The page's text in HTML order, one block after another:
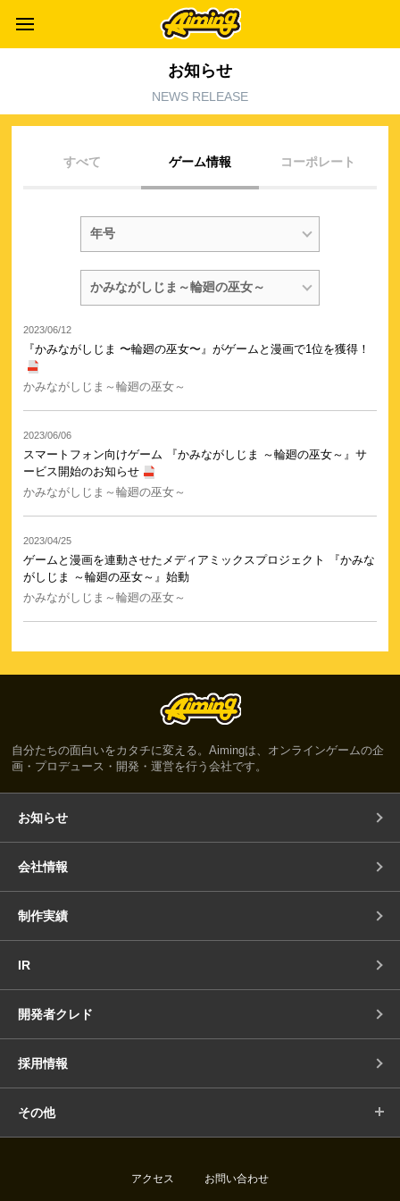
お知らせ
NEWS RELEASE
すべて ゲーム情報 コーポレート
2023/06/12
『かみながしじま 〜輪廻の巫女〜』がゲームと漫画で1位を獲得！
かみながしじま～輪廻の巫女～
2023/06/06
スマートフォン向けゲーム 『かみながしじま ～輪廻の巫女～』サ
ービス開始のお知らせ
かみながしじま～輪廻の巫女～
2023/04/25
ゲームと漫画を連動させたメディアミックスプロジェクト 『かみな
がしじま ～輪廻の巫女～』始動
かみながしじま～輪廻の巫女～
自分たちの面白いをカタチに変える。Aimingは、オンラインゲームの企
画・プロデュース・開発・運営を行う会社です。
お知らせ
会社情報
制作実績
IR
開発者クレド
採用情報
その他
アクセス お問い合わせ